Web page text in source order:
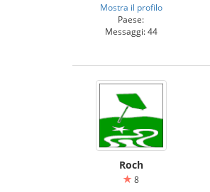
Mostra il profilo
Paese:
Messaggi: 44
Roch
8